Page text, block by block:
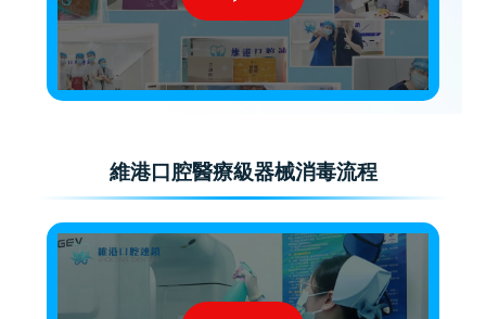
維港口腔醫療級器械消毒流程